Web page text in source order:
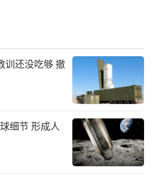
训还没吃够 撤
细节 形成人